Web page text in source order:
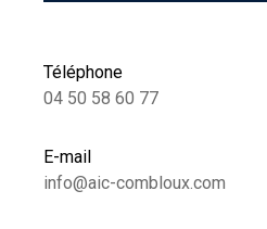
Téléphone
04 50 58 60 77
E-mail
info@aic-combloux.com